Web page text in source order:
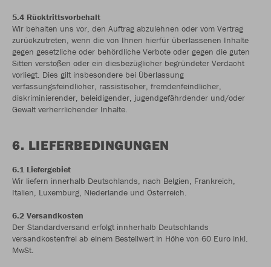
5.4 Rücktrittsvorbehalt
Wir behalten uns vor, den Auftrag abzulehnen oder vom Vertrag
zurückzutreten, wenn die von Ihnen hierfür überlassenen Inhalte
gegen gesetzliche oder behördliche Verbote oder gegen die guten
Sitten verstoßen oder ein diesbezüglicher begründeter Verdacht
vorliegt. Dies gilt insbesondere bei Überlassung
verfassungsfeindlicher, rassistischer, fremdenfeindlicher,
diskriminierender, beleidigender, jugendgefährdender und/oder
Gewalt verherrlichender Inhalte.
6. LIEFERBEDINGUNGEN
6.1 Liefergebiet
Wir liefern innerhalb Deutschlands, nach Belgien, Frankreich,
Italien, Luxemburg, Niederlande und Österreich.
6.2 Versandkosten
Der Standardversand erfolgt innherhalb Deutschlands
versandkostenfrei ab einem Bestellwert in Höhe von 60 Euro inkl.
MwSt.